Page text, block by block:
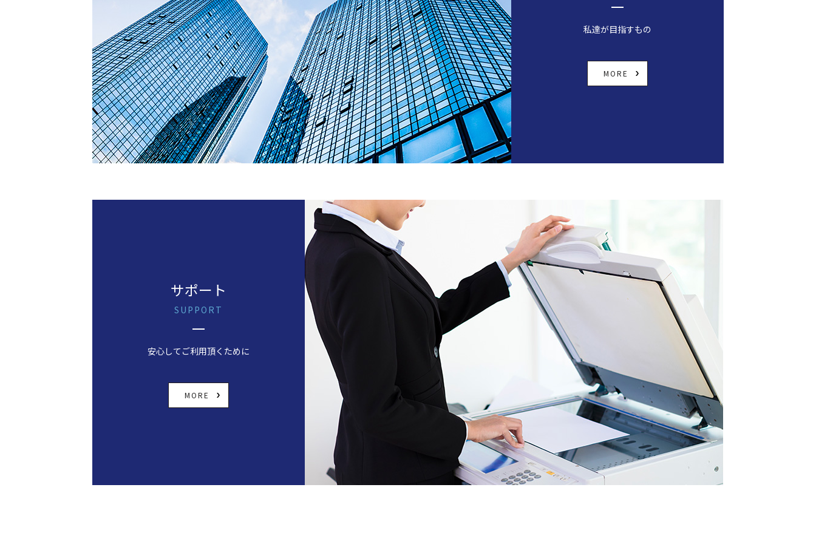
私達が目指すもの
MORE
サポート
SUPPORT
安心してご利用頂くために
MORE